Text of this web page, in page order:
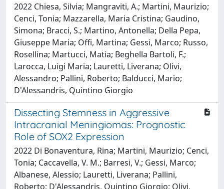
2022 Chiesa, Silvia; Mangraviti, A.; Martini, Maurizio;
Cenci, Tonia; Mazzarella, Maria Cristina; Gaudino,
Simona; Bracci, S.; Martino, Antonella; Della Pepa,
Giuseppe Maria; Offi, Martina; Gessi, Marco; Russo,
Rosellina; Martucci, Matia; Beghella Bartoli, F.;
Larocca, Luigi Maria; Lauretti, Liverana; Olivi,
Alessandro; Pallini, Roberto; Balducci, Mario;
D'Alessandris, Quintino Giorgio
Dissecting Stemness in Aggressive
Intracranial Meningiomas: Prognostic
Role of SOX2 Expression
2022 Di Bonaventura, Rina; Martini, Maurizio; Cenci,
Tonia; Caccavella, V. M.; Barresi, V.; Gessi, Marco;
Albanese, Alessio; Lauretti, Liverana; Pallini,
Roberto; D'Alessandris, Quintino Giorgio; Olivi,